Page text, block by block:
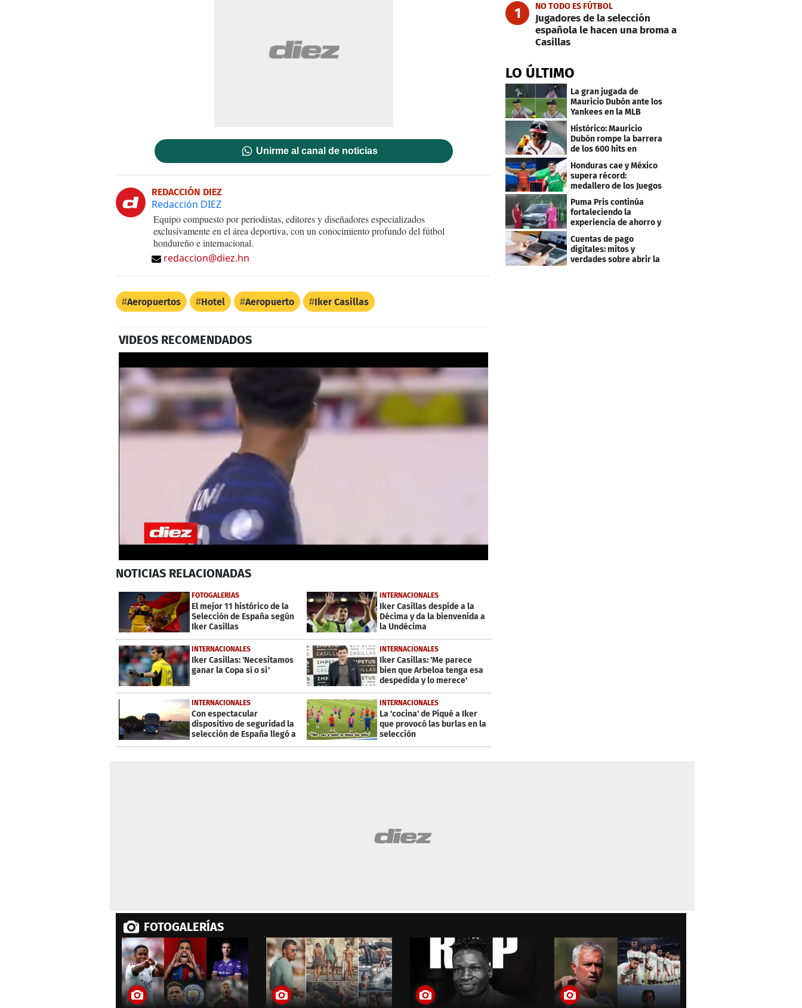
Unirme al canal de noticias
REDACCIÓN DIEZ
Redacción DIEZ
Equipo compuesto por periodistas, editores y diseñadores especializados
exclusivamente en el área deportiva, con un conocimiento profundo del fútbol
hondureño e internacional.
redaccion@diez.hn
Aeropuertos Hotel Aeropuerto Iker Casillas
VIDEOS RECOMENDADOS
seconds
1
minute,
secondsVolume
0%
NOTICIAS RELACIONADAS
FOTOGALERÍAS
El mejor 11 histórico de la
Selección de España según
Iker Casillas
INTERNACIONALES
Iker Casillas despide a la
Décima y da la bienvenida a
la Undécima
INTERNACIONALES
Iker Casillas: 'Necesitamos
ganar la Copa sí o sí'
INTERNACIONALES
Iker Casillas: 'Me parece
bien que Arbeloa tenga esa
despedida y lo merece'
INTERNACIONALES
Con espectacular
dispositivo de seguridad la
selección de España llegó a
Francia
INTERNACIONALES
La 'cocina' de Piqué a Iker
que provocó las burlas en la
selección
1 NO TODO ES FÚTBOL
Jugadores de la selección
española le hacen una broma a
Casillas
LO ÚLTIMO
La gran jugada de
Mauricio Dubón ante los
Yankees en la MLB
Histórico: Mauricio
Dubón rompe la barrera
de los 600 hits en
Honduras cae y México
supera récord:
medallero de los Juegos
Centroamericanos
Puma Pris continúa
fortaleciendo la
experiencia de ahorro y
clientes
Cuentas de pago
digitales: mitos y
verdades sobre abrir la
FOTOGALERÍAS